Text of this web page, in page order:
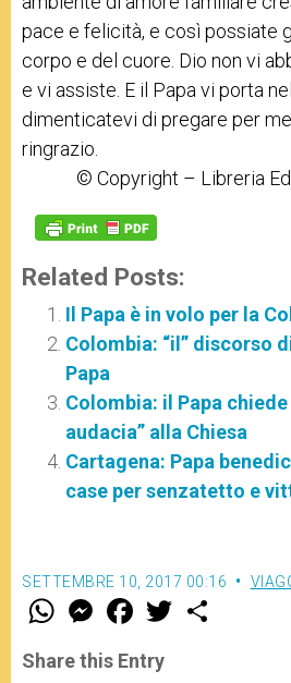
pace e felicità, e così possiate
corpo e del cuore. Dio non vi
e vi assiste. E il Papa vi porta
dimenticatevi di pregare per
ringrazio.
© Copyright – Libreria
Related Posts:
Il Papa è in volo per la
Colombia: “il” discorso
Papa
Colombia: il Papa
audacia” alla Chiesa
Cartagena: Papa
case per senzatetto e
SETTEMBRE 10, 2017 00:16
W
t
s
M
e
s
e
F
a
e
b
w
Share this Entry